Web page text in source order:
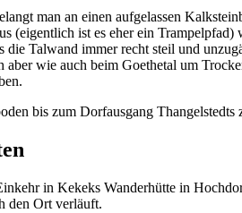
man an einen aufgelassen
(eigentlich ist es eher ein
die Talwand immer recht steil und
aber wie auch beim Goethetal um
bis zum Dorfausgang
in Kekeks Wanderhütte in
den Ort verläuft.